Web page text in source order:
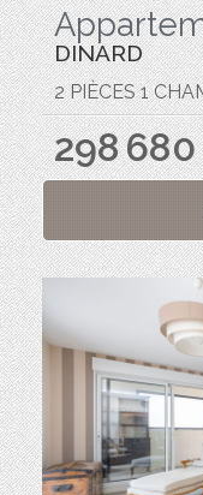
DINARD
2 PIÈCES 1
298